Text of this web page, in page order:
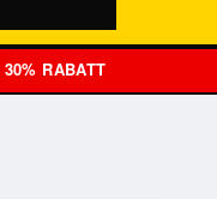
30% RABATT